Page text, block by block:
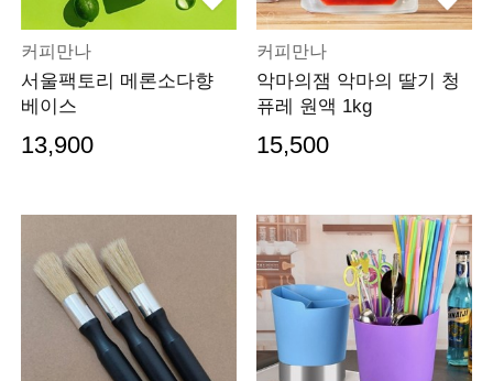
커피만나
서울팩토리 메론소다향
베이스
13,900
커피만나
악마의잼 악마의 딸기 청
퓨레 원액 1kg
15,500